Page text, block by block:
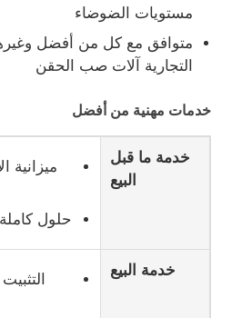
ضبط الجودة
اتصل بنا
أخبار
طلب اقتباس
مستويات الضوضاء
متوافق مع كل من أفضل
التجارية آلات صب الحقن
خدمات مهنية من أفضل
خدمة ما قبل
البيع
ميزانية
حلول
خدمة البيع